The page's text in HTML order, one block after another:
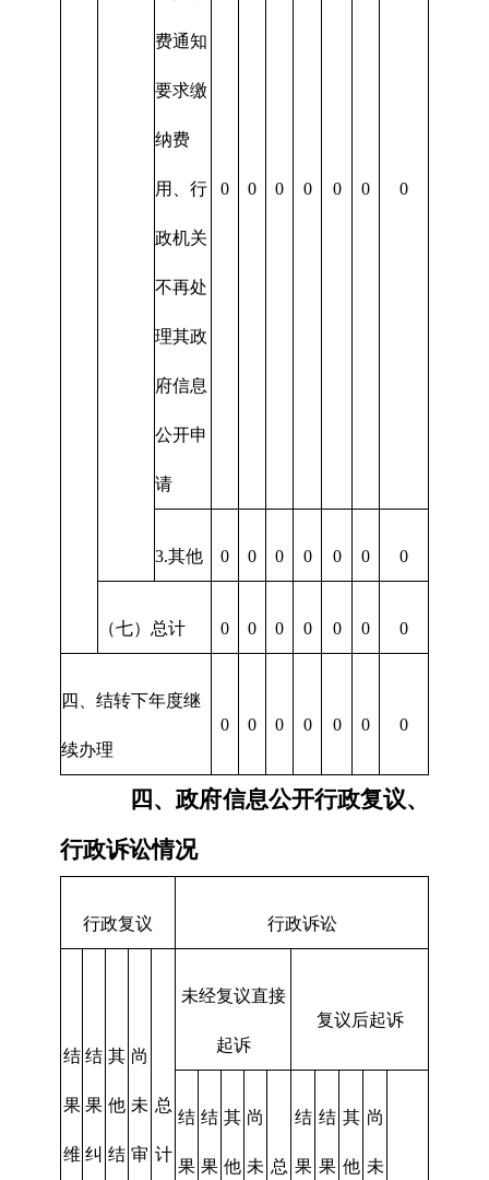
费通知
要求缴
纳费
用、行
政机关
不再处
理其政
府信息
公开申
请
0 0 0 0 0 0 0
3.其他 0 0 0 0 0 0 0
（七）总计 0 0 0 0 0 0 0
四、结转下年度继
续办理
0 0 0 0 0 0 0
四、政府信息公开行政复议、
行政诉讼情况
行政复议 行政诉讼
结
果
维
结
果
纠
其
他
结
尚
未
审
总
计
未经复议直接
起诉
复议后起诉
结
果
结
果
其
他
尚
未 总
结
果
结
果
其
他
尚
未